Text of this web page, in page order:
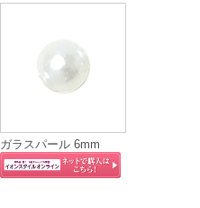
ガラスパール 6mm